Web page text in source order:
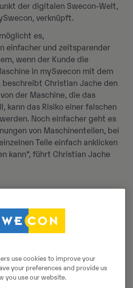
der digitalen Swecon-Welt,
verknüpft.
es,
einfacher und zeitsparender
wenn der Kunde die
in mySwecon mit dem
beschreibt Christian Jache den
der Maschine, die das
kann das Risiko einer falschen
Noch einfacher geht es
von Maschinenteilen, bei
Teile einfach anklicken
kann“, führt Christian Jache
Kundenlösungen für
die flächendeckende
Bereich Vermietung der
GmbH, weiter vorantreiben.
neben den
use cookies to improve your
your preferences and provide us
you use our website.